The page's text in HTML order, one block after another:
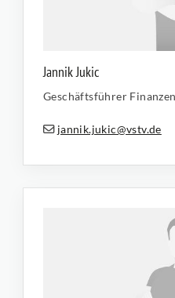
Jannik Jukic
Geschäftsführer Finanzen
jannik.jukic@vstv.de